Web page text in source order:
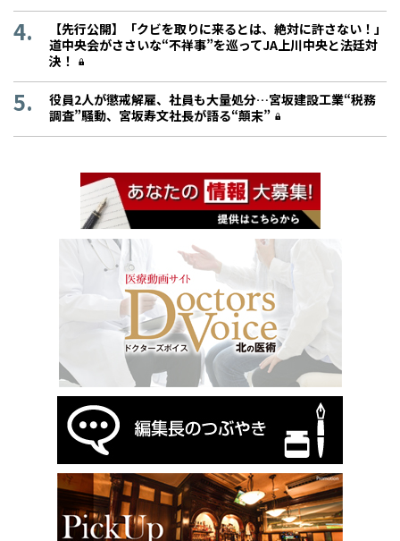
【先行公開】「クビを取りに来るとは、絶対に許さない！」
道中央会がささいな“不祥事”を巡ってJA上川中央と法廷対
決！
役員2人が懲戒解雇、社員も大量処分…宮坂建設工業“税務
調査”騒動、宮坂寿文社長が語る“顛末”